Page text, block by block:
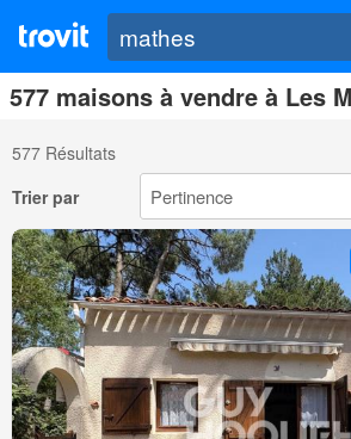
577 maisons à vendre à Les
577 Résultats
Trier par